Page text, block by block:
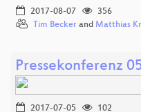
2017-08-07
356
Tim Becker and Matthias
Pressekonferenz
2017-07-05
102